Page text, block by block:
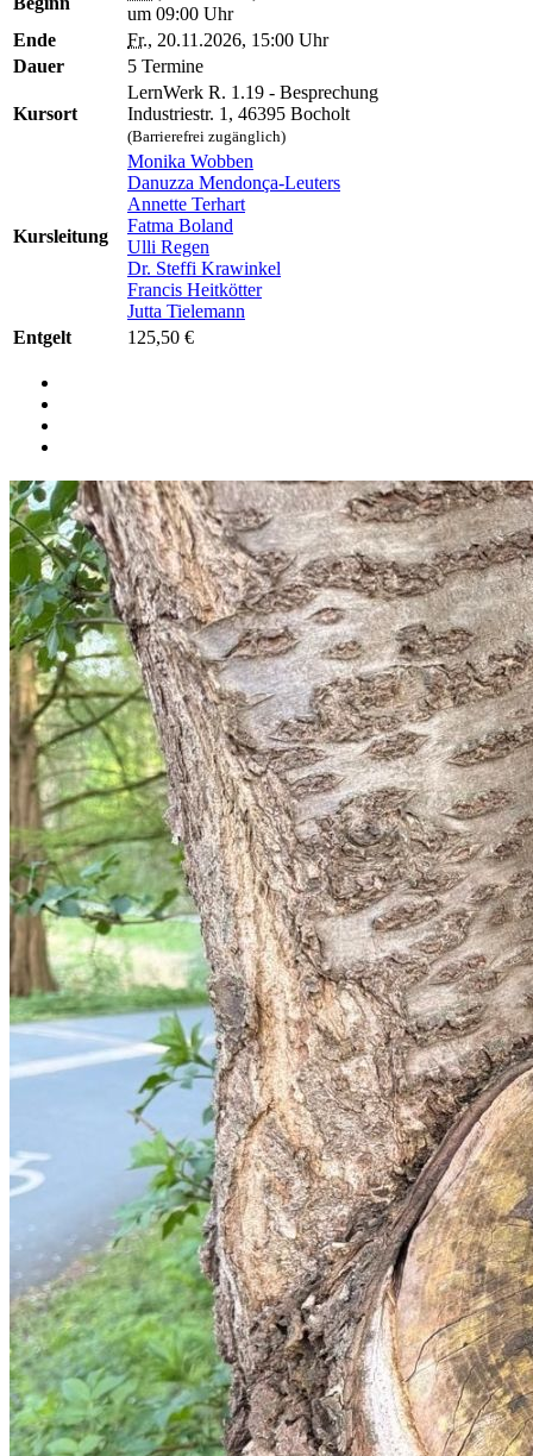
um 09:00 Uhr
Ende
Fr., 20.11.2026, 15:00 Uhr
Dauer
5 Termine
Kursort
LernWerk R. 1.19 - Besprechung
Industriestr. 1, 46395 Bocholt
(Barrierefrei zugänglich)
Kursleitung
Monika Wobben
Danuzza Mendonça-Leuters
Annette Terhart
Fatma Boland
Ulli Regen
Dr. Steffi Krawinkel
Francis Heitkötter
Jutta Tielemann
Entgelt
125,50 €